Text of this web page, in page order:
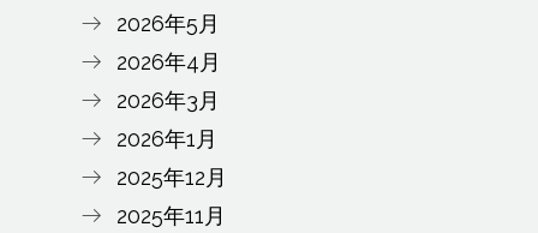
2026年5月
2026年4月
2026年3月
2026年1月
2025年12月
2025年11月